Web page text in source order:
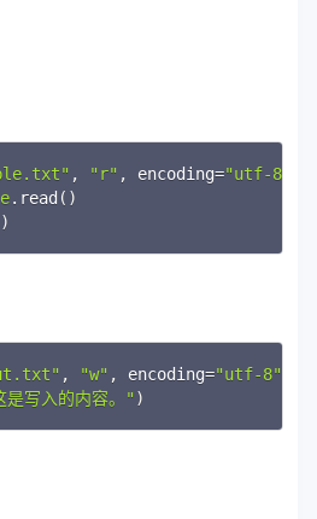
, "r" , encoding="utf-8"
. read ( )
)
Copy
, "w" , encoding="utf-8"
是写入的内容。" )
Copy